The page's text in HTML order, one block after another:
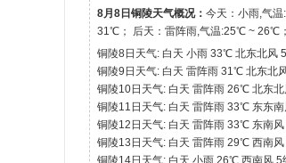
8月8日铜陵天气概况： 今天：小雨,气
31℃； 后天：雷阵雨,气温:25℃ ~ 26℃；
铜陵8日天气: 白天 小雨 33℃ 北东北风
铜陵9日天气: 白天 雷阵雨 31℃ 北东北
铜陵10日天气: 白天 雷阵雨 26℃ 北东
铜陵11日天气: 白天 雷阵雨 33℃ 东东
铜陵12日天气: 白天 雷阵雨 33℃ 东南
铜陵13日天气: 白天 雷阵雨 29℃ 西南
铜陵14日天气: 白天 小雨 26℃ 西南风 5